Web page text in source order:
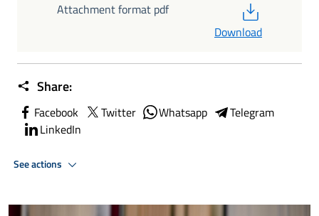
Attachment format pdf
Download
Share:
Facebook Twitter Whatsapp
Telegram
LinkedIn
See actions